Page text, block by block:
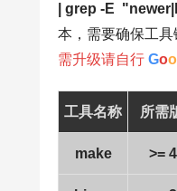
| grep -E
本，需要确保工具
需升级请自行 Goo
工具名称 所需
make >=